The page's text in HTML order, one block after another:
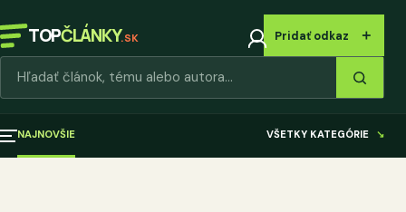
TOPČLÁNKY.SK Pridať odkaz ＋
NAJNOVŠIE VŠETKY KATEGÓRIE ↘